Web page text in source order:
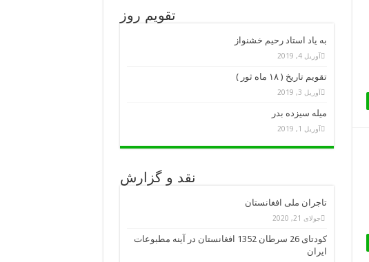
تقویم روز
به یاد استاد رحیم خشنواز
آوریل 4, 2019
تقویم تاریخ ( ۱۸ ماه ثور )
آوریل 3, 2019
میله سیزده بدر
آوریل 1, 2019
نقد و گزارش
تاجران ملی افغانستان
جولای 21, 2020
کودتای 26 سرطان 1352 افغانستان در آینه مطبوعات
ایران